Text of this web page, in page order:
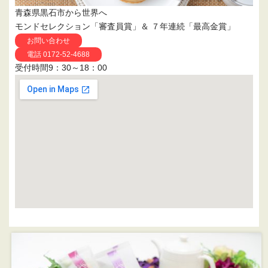
青森県黒石市から世界へ
モンドセレクション「審査員賞」＆ ７年連続「最高金賞」
お問い合わせ
電話 0172-52-4688
受付時間9：30～18：00